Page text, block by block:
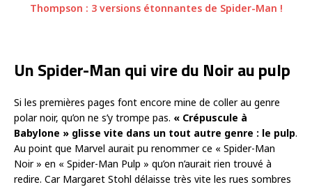
Thompson : 3 versions étonnantes de Spider-Man !
Un Spider-Man qui vire du Noir au pulp
Si les premières pages font encore mine de coller au genre
polar noir, qu’on ne s’y trompe pas. « Crépuscule à
Babylone » glisse vite dans un tout autre genre : le pulp.
Au point que Marvel aurait pu renommer ce « Spider-Man
Noir » en « Spider-Man Pulp » qu’on n’aurait rien trouvé à
redire. Car Margaret Stohl délaisse très vite les rues sombres